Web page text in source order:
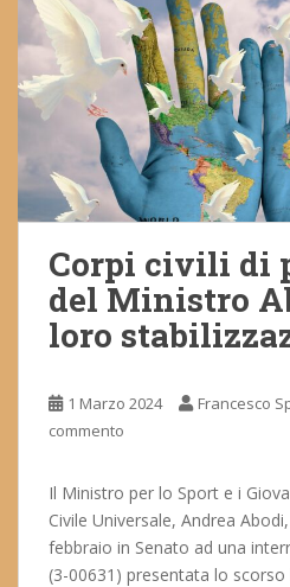
Corpi civili di
del Ministro
loro
1 Marzo 2024 Francesco
commento
Il Ministro per lo Sport e i
Civile Universale, Andrea
febbraio in Senato ad una
(3-00631) presentata lo